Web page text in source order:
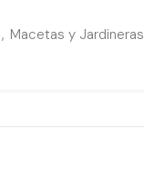
, Macetas y Jardineras